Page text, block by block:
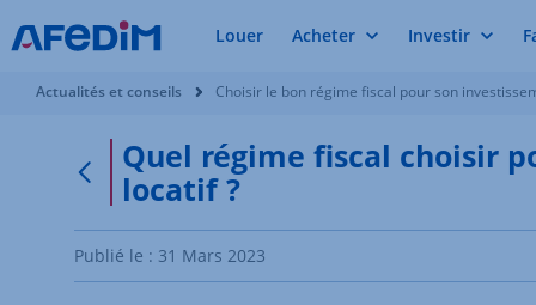
Louer Acheter Investir
Vous êtes ici:
Actualités et conseils Choisir le bon régime fiscal pour son
Retour à la page précédente
Quel régime fiscal choisir
locatif ?
Publié le : 31 Mars 2023